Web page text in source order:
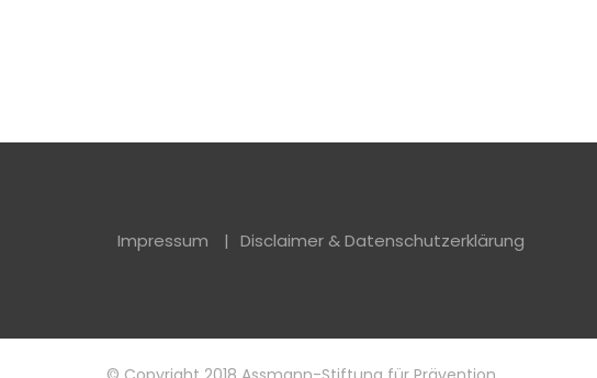
Impressum Disclaimer & Datenschutzerklärung